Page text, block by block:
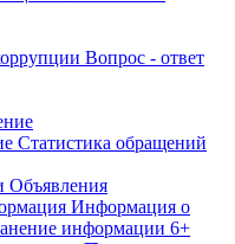
Вопрос - ответ
Статистика обращений
Объявления
Информация о
информации 6+